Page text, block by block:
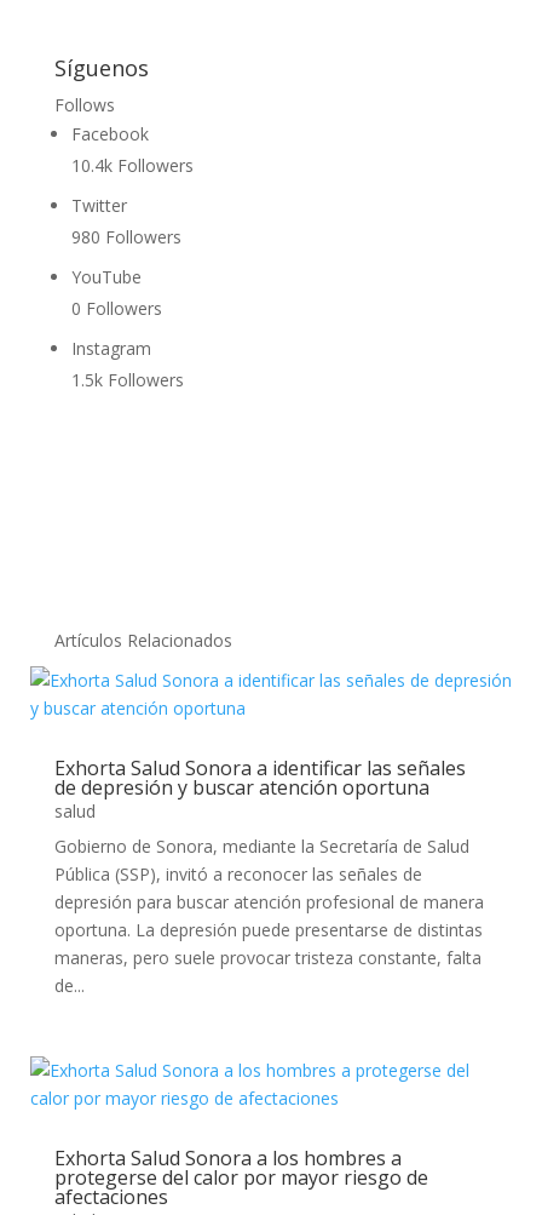
Síguenos
Follows
Facebook
10.4k Followers
Twitter
980 Followers
YouTube
0 Followers
Instagram
1.5k Followers
Artículos Relacionados
Exhorta Salud Sonora a identificar las señales
de depresión y buscar atención oportuna
salud
Gobierno de Sonora, mediante la Secretaría de Salud
Pública (SSP), invitó a reconocer las señales de
depresión para buscar atención profesional de manera
oportuna. La depresión puede presentarse de distintas
maneras, pero suele provocar tristeza constante, falta
de...
Exhorta Salud Sonora a los hombres a
protegerse del calor por mayor riesgo de
afectaciones